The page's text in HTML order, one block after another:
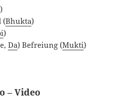
)
(Bhukta)
)
Da) Befreiung (Mukti)
– Video